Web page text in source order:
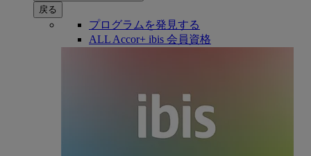
戻る
プログラムを発見する
ALL Accor+ ibis 会員資格